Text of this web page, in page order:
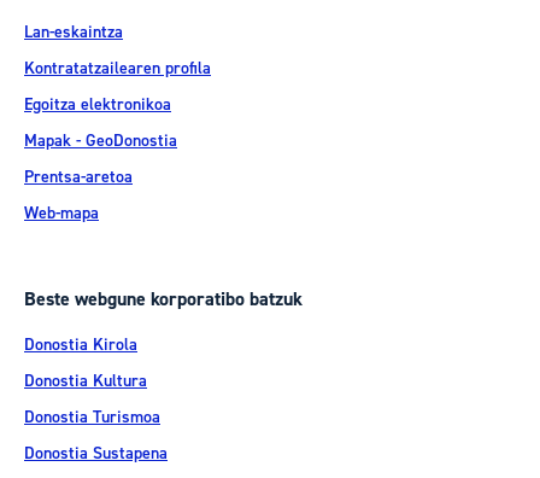
Lan-eskaintza
Kontratatzailearen profila
Egoitza elektronikoa
Mapak - GeoDonostia
Prentsa-aretoa
Web-mapa
Beste webgune korporatibo batzuk
Donostia Kirola
Donostia Kultura
Donostia Turismoa
Donostia Sustapena